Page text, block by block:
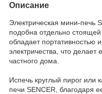
Описание
Электрическая мини-печь
подобна отдельно
обладает портативностью
электричества, что
частного дома.
Испечь круглый пирог или
печи SENCER, благодаря